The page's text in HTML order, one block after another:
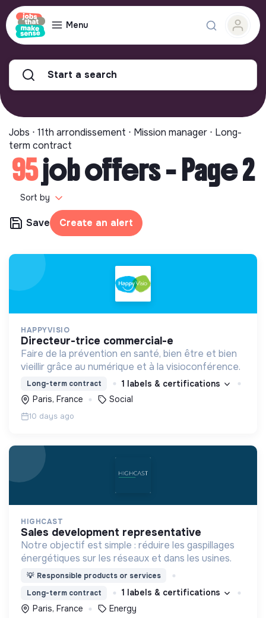
Menu
Start a search
Jobs ⋅ 11th arrondissement ⋅ Mission manager ⋅ Long-
term contract
95job offers - Page 2
Sort by
Save Create an alert
HAPPYVISIO
directeur-trice commercial-e
Faire de la prévention en santé, bien être et bien
vieillir grâce au numérique et à la visioconférence.
Long-term contract
1 labels & certifications
Paris, France
Social
10 days ago
HIGHCAST
sales development representative
Notre objectif est simple : réduire les gaspillages
énergétiques sur les réseaux et dans les usines.
💡 Responsible products or services
Long-term contract
1 labels & certifications
Paris, France
Energy